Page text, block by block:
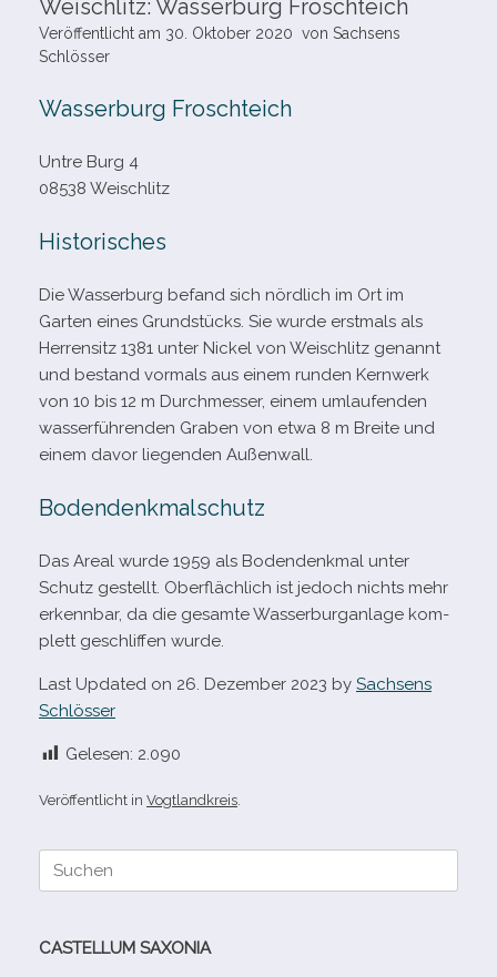
Weischlitz: Wasserburg Froschteich
Veröffentlicht am 30. Oktober 2020 von Sachsens
Schlösser
Wasserburg Froschteich
Untre Burg 4
08538 Weischlitz
Historisches
Die Wasserburg befand sich nörd­lich im Ort im
Garten eines Grundstücks. Sie wurde erst­mals als
Herrensitz 1381 unter Nickel von Weischlitz genannt
und bestand vor­mals aus einem run­den Kernwerk
von 10 bis 12 m Durchmesser, einem umlau­fen­den
was­ser­füh­ren­den Graben von etwa 8 m Breite und
einem davor lie­gen­den Außenwall.
Bodendenkmalschutz
Das Areal wurde 1959 als Bodendenkmal unter
Schutz gestellt. Oberflächlich ist jedoch nichts mehr
erkenn­bar, da die gesamte Wasserburganlage kom­
plett geschlif­fen wurde.
Last Updated on 26. Dezember 2023 by Sachsens
Schlösser
Gelesen: 2.090
Veröffentlicht in Vogtlandkreis
Suche
CASTELLUM SAXONIA